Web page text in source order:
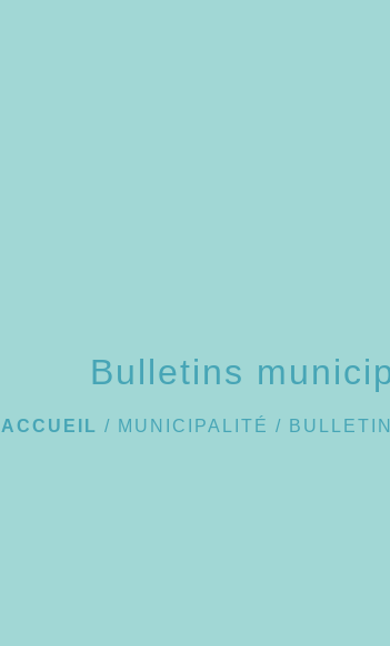
Bulletins
ACCUEIL / MUNICIPALITÉ /